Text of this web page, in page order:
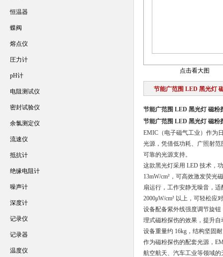
点击看大图
节能广范围 LED 黑光灯
节能广范围 LED 黑光灯 磁粉
节能广范围 LED 黑光灯 磁粉
EMIC（电子磁气工业）作为
光源，凭借低功耗、广照射
可靠的光源支持。
这款黑光灯采用 LED 技术，
13mW/cm²，可高效激发荧
扇运行，工作安静无噪音，适
2000μW/cm² 以上，可轻松
设备配备紫外线强度调节旋
理式磁粉探伤的效果，提升
设备重量约 16kg，结构坚固
作为磁粉探伤的配套光源，
航空航天、汽车工业等领域
恒温器
蝶阀
熔点仪
圧力计
pH计
电阻测试仪
密封试验仪
余氯测定仪
流速仪
抵抗计
绝缘电阻计
噪声计
深度计
记录仪
记录器
温度仪